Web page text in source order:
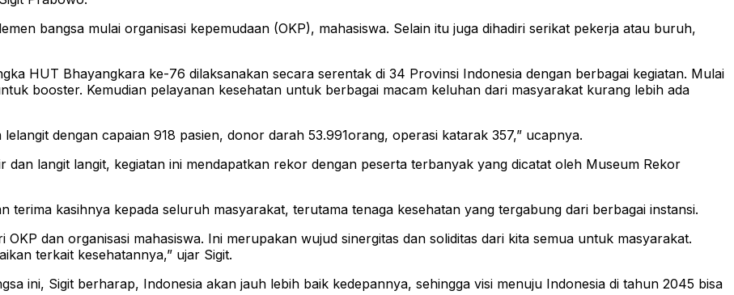
bangsa mulai organisasi kepemudaan (OKP), mahasiswa. Selain itu juga dihadiri serikat pekerja atau buruh,
HUT Bhayangkara ke-76 dilaksanakan secara serentak di 34 Provinsi Indonesia dengan berbagai kegiatan. Mulai
booster. Kemudian pelayanan kesehatan untuk berbagai macam keluhan dari masyarakat kurang lebih ada
dengan capaian 918 pasien, donor darah 53.991orang, operasi katarak 357,” ucapnya.
dan langit langit, kegiatan ini mendapatkan rekor dengan peserta terbanyak yang dicatat oleh Museum Rekor
terima kasihnya kepada seluruh masyarakat, terutama tenaga kesehatan yang tergabung dari berbagai instansi.
dan organisasi mahasiswa. Ini merupakan wujud sinergitas dan soliditas dari kita semua untuk masyarakat.
terkait kesehatannya,” ujar Sigit.
ini, Sigit berharap, Indonesia akan jauh lebih baik kedepannya, sehingga visi menuju Indonesia di tahun 2045 bisa